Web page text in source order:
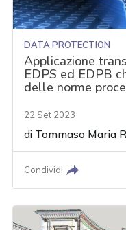
DATA PROTECTION
Applicazione
EDPS ed EDPB
delle norme
22 Set 2023
di Tommaso Maria
Condividi